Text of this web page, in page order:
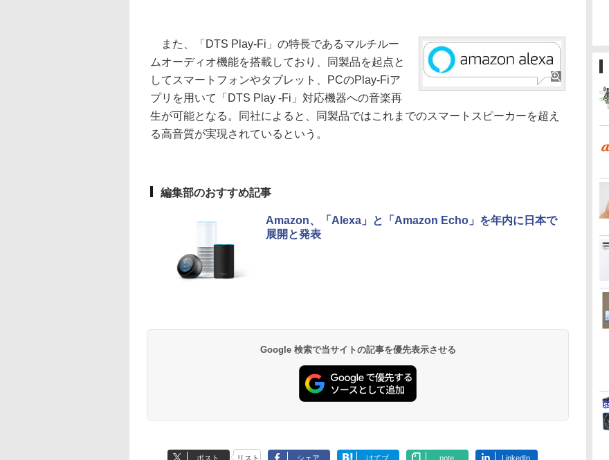
また、「DTS Play-Fi」の特長であるマルチルー
ムオーディオ機能を搭載しており、同製品を起点と
してスマートフォンやタブレット、PCのPlay-Fiア
プリを用いて「DTS Play -Fi」対応機器への音楽再
生が可能となる。同社によると、同製品ではこれまでのスマートスピーカーを超え
る高音質が実現されているという。
編集部のおすすめ記事
Amazon、「Alexa」と「Amazon Echo」を年内に日本で
展開と発表
Google 検索で当サイトの記事を優先表示させる
ポスト リスト シェア はてブ note LinkedIn